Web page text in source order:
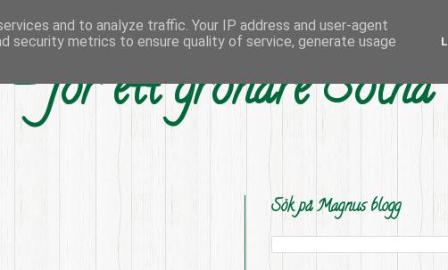
för ett grönare Solna
Sök på Magnus blogg
and to analyze traffic. Your IP address and user-agent
security metrics to ensure quality of service, generate usage